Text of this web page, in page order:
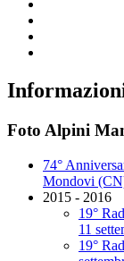
Foto Alpini
74°
Mondovi
2015 - 2016
19°
11
19°